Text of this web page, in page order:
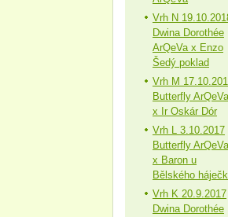
Vrh N
Dwina Dorothée
ArQeVa x Enzo
Šedý poklad
Vrh M
Butterfly ArQeVa
x Ir Oskár Dór
Vrh L 3.10.2017
Butterfly ArQeVa
x Baron u
Bělského
Vrh K 20.9.2017
Dwina Dorothée